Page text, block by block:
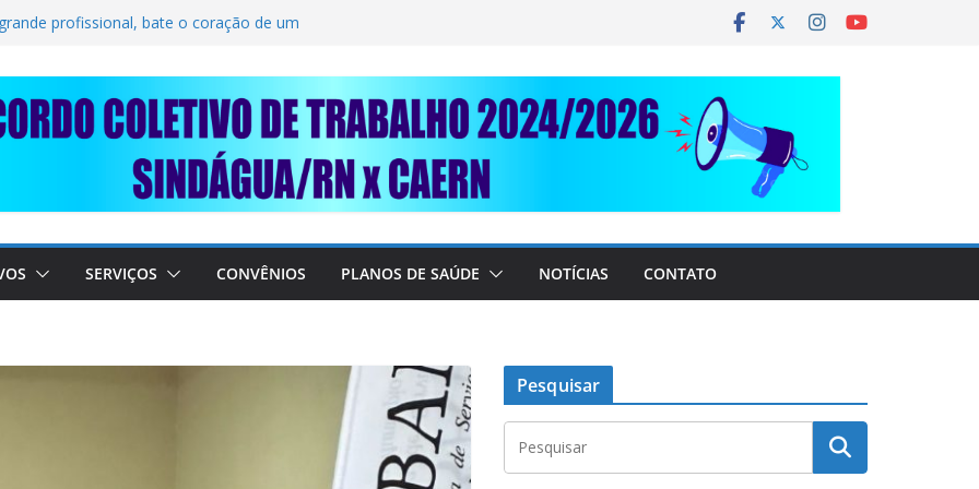
AJUDE O NOSSO
DO SINDÁGUA/RN! 📢
em importante debate com o Ministro
A SABESP! 🚨
SERVIÇOS CONVÊNIOS PLANOS DE SAÚDE NOTÍCIAS CONTATO
Pesquisar